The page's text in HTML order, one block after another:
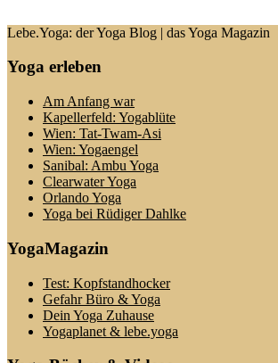
Lebe.Yoga: der Yoga Blog | das Yoga Magazin
Yoga erleben
Am Anfang war
Kapellerfeld: Yogablüte
Wien: Tat-Twam-Asi
Wien: Yogaengel
Sanibal: Ambu Yoga
Clearwater Yoga
Orlando Yoga
Yoga bei Rüdiger Dahlke
YogaMagazin
Test: Kopfstandhocker
Gefahr Büro & Yoga
Dein Yoga Zuhause
Yogaplanet & lebe.yoga